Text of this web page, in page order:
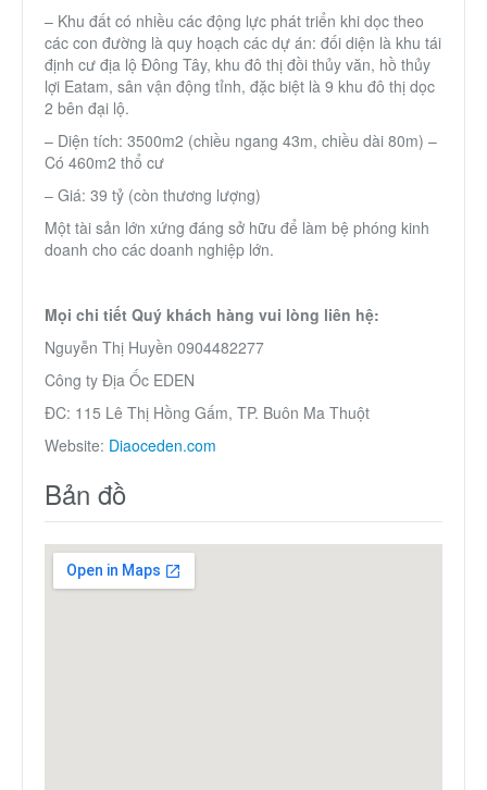
– Khu đất có nhiều các động lực phát triển khi dọc theo
các con đường là quy hoạch các dự án: đối diện là khu tái
định cư địa lộ Đông Tây, khu đô thị đồi thủy văn, hồ thủy
lợi Eatam, sân vận động tỉnh, đặc biệt là 9 khu đô thị dọc
2 bên đại lộ.
– Diện tích: 3500m2 (chiều ngang 43m, chiều dài 80m) –
Có 460m2 thổ cư
– Giá: 39 tỷ (còn thương lượng)
Một tài sản lớn xứng đáng sở hữu để làm bệ phóng kinh
doanh cho các doanh nghiệp lớn.
Mọi chi tiết Quý khách hàng vui lòng liên hệ:
Nguyễn Thị Huyền 0904482277
Công ty Địa Ốc EDEN
ĐC: 115 Lê Thị Hồng Gấm, TP. Buôn Ma Thuột
Website: Diaoceden.com
Bản đồ